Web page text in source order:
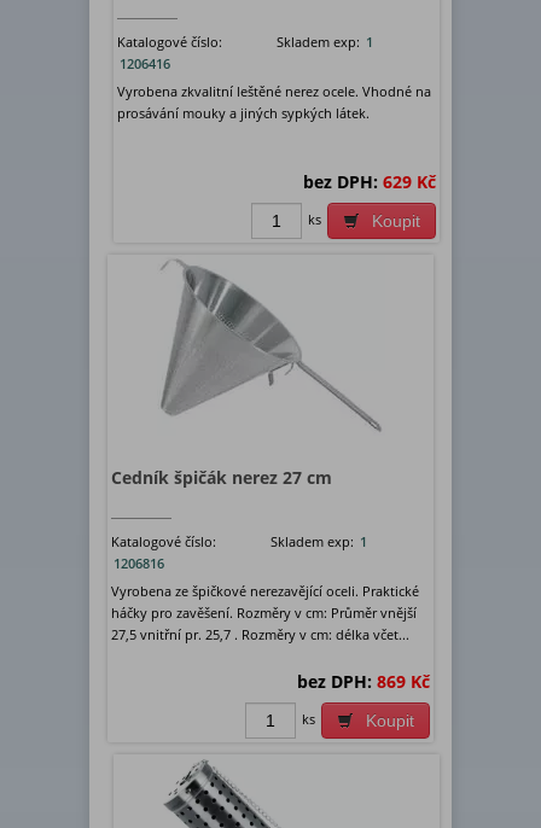
Katalogové číslo:
1206416
Skladem exp: 1
Vyrobena zkvalitní leštěné nerez ocele. Vhodné na
prosávání mouky a jiných sypkých látek.
bez DPH: 629 Kč
Koupit
ks
Cedník špičák nerez 27 cm
Katalogové číslo:
1206816
Skladem exp: 1
Vyrobena ze špičkové nerezavějící oceli. Praktické
háčky pro zavěšení. Rozměry v cm: Průměr vnější
27,5 vnitřní pr. 25,7 . Rozměry v cm: délka včet...
bez DPH: 869 Kč
Koupit
ks